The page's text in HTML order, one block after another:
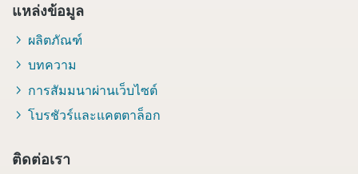
แหล่งข้อมูล
ผลิตภัณฑ์
บทความ
การสัมมนาผ่านเว็บไซต์
โบรชัวร์และแคตตาล็อก
ติดต่อเรา